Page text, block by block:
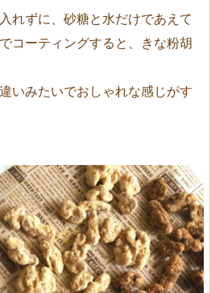
れずに、砂糖と水だけであえて
コーティングすると、きな粉胡
いみたいでおしゃれな感じがす